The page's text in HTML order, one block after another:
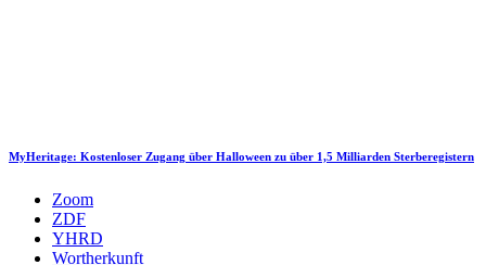
MyHeritage: Kostenloser Zugang über Halloween zu über 1,5 Milliarden Sterberegistern
Zoom
ZDF
YHRD
Wortherkunft